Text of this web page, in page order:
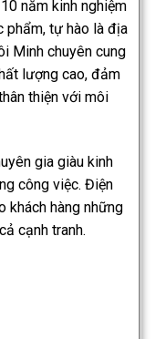
năm kinh nghiệm
phẩm, tự hào là địa
Minh chuyên cung
lượng cao, đảm
thiện với môi
gia giàu kinh
công việc. Điện
khách hàng những
cạnh tranh.